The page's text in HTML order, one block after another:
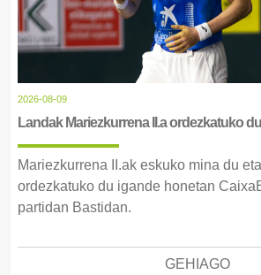
2026-08-09
Landak Mariezkurrena II.a ordezkatuko
Mariezkurrena II.ak eskuko mina du
ordezkatuko du igande honetan
partidan Bastidan.
GEHIAGO